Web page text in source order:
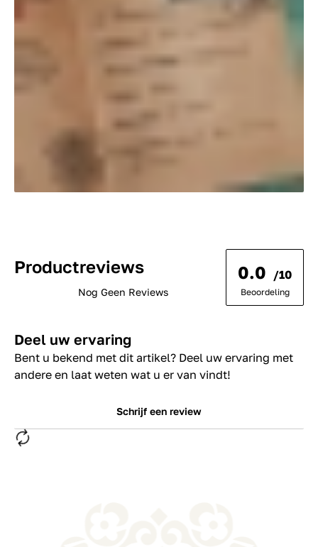
Productreviews
Nog Geen Reviews
0.0 /10
Beoordeling
Deel uw ervaring
Bent u bekend met dit artikel? Deel uw ervaring met
andere en laat weten wat u er van vindt!
Schrijf een review